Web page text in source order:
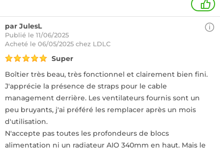
1
par JulesL
Publié le 11/06/2025
Acheté le 06/05/2025 chez LDLC
Super
Boîtier très beau, très fonctionnel et clairement bien fini.
J'apprécie la présence de straps pour le cable
management derrière. Les ventilateurs fournis sont un
peu bruyants, j'ai préféré les remplacer après un mois
d'utilisation.
N'accepte pas toutes les profondeurs de blocs
alimentation ni un radiateur AIO 340mm en haut. Mais le